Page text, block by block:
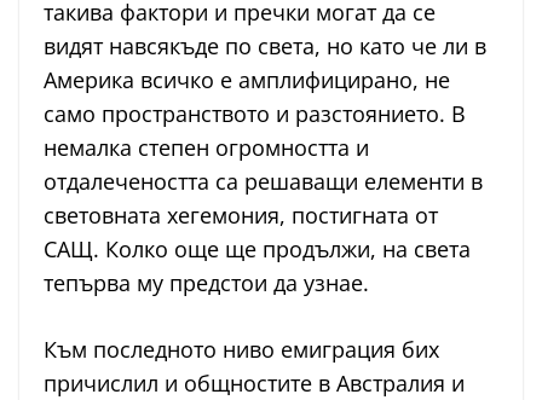
такива фактори и пречки могат да се
видят навсякъде по света, но като че ли в
Америка всичко е амплифицирано, не
само пространството и разстоянието. В
немалка степен огромността и
отдалечеността са решаващи елементи в
световната хегемония, постигната от
САЩ. Колко още ще продължи, на света
тепърва му предстои да узнае.
Към последното ниво емиграция бих
причислил и общностите в Австралия и